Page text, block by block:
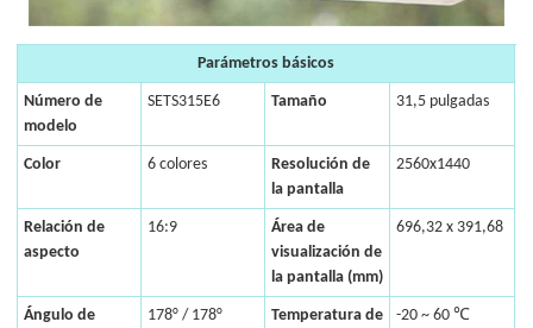
Parámetros básicos
Número de
modelo
SETS315E6 Tamaño 31,5 pulgadas
Color 6 colores
Resolución de
la pantalla
2560x1440
Relación de
aspecto
16:9
Área de
visualización de
la pantalla (mm)
696,32 x 391,68
Ángulo de
178° / 178°
Temperatura de
-20 ~ 60 ℃